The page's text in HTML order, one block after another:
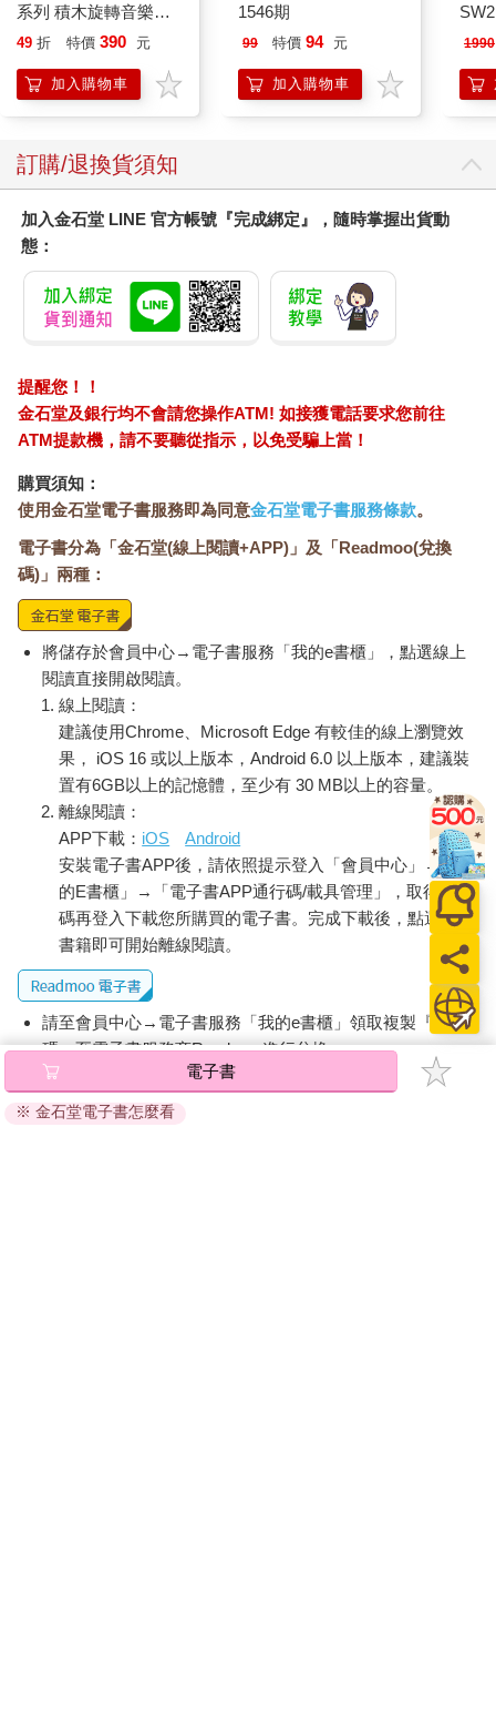
系列 積木旋轉音樂盒
禮物
49 折 特價 390 元
加入購物車
1546期
99 特價 94 元
加入購物車
泳
1990
訂購/退換貨須知
加入金石堂 LINE 官方帳號『完成綁定』，隨時掌握出貨動
態：
提醒您！！
金石堂及銀行均不會請您操作ATM! 如接獲電話要求您前往
ATM提款機，請不要聽從指示，以免受騙上當！
購買須知：
使用金石堂電子書服務即為同意金石堂電子書服務條款。
電子書分為「金石堂(線上閱讀+APP)」及「Readmoo(兌換
碼)」兩種：
將儲存於會員中心→電子書服務「我的e書櫃」，點選線上
閱讀直接開啟閱讀。
線上閱讀：
建議使用Chrome、Microsoft Edge 有較佳的線上瀏覽效
果， iOS 16 或以上版本，Android 6.0 以上版本，建議裝
置有6GB以上的記憶體，至少有 30 MB以上的容量。
離線閱讀：
APP下載： iOS
Android
安裝電子書APP後，請依照提示登入「會員中心」→「我
的E書櫃」→「電子書APP通行碼/載具管理」，取得通行
碼再登入下載您所購買的電子書。完成下載後，點選任一
書籍即可開始離線閱讀。
請至會員中心→電子書服務「我的e書櫃」領取複製『兌換
碼』至電子書服務商Readmoo進行兌換。
退換貨須知：
因版權保護，您在金石堂所購買的電子書僅能以金石堂專屬
電子書
※ 金石堂電子書怎麼看